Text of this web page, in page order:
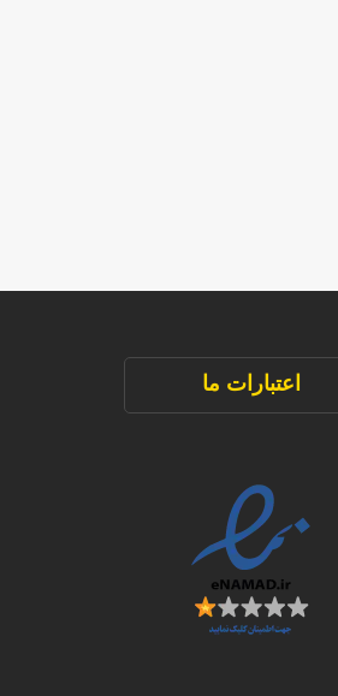
اعتبارات ما